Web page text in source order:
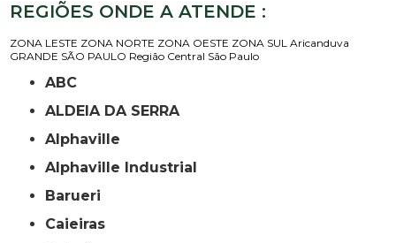
REGIÕES ONDE A ATENDE :
ZONA LESTE ZONA NORTE ZONA OESTE ZONA SUL Aricanduva
GRANDE SÃO PAULO Região Central São Paulo
ABC
ALDEIA DA SERRA
Alphaville
Alphaville Industrial
Barueri
Caieiras